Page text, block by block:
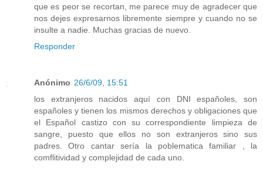
que es peor se recortan, me parece muy de agradecer que
nos dejes expresarnos libremente siempre y cuando no se
insulte a nadie. Muchas gracias de nuevo.
Responder
Anónimo 26/6/09, 15:51
los extranjeros nacidos aquí con DNI españoles, son
españoles y tienen los mismos derechos y obligaciones que
el Español castizo con su correspondiente limpieza de
sangre, puesto que ellos no son extranjeros sino sus
padres. Otro cantar sería la poblematica familiar , la
comflitividad y complejidad de cada uno.